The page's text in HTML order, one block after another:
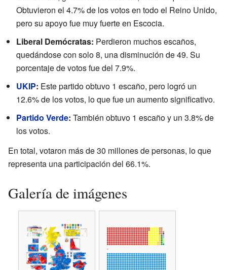
Obtuvieron el 4.7% de los votos en todo el Reino Unido,
pero su apoyo fue muy fuerte en Escocia.
Liberal Demócratas: Perdieron muchos escaños,
quedándose con solo 8, una disminución de 49. Su
porcentaje de votos fue del 7.9%.
UKIP: Este partido obtuvo 1 escaño, pero logró un
12.6% de los votos, lo que fue un aumento significativo.
Partido Verde: También obtuvo 1 escaño y un 3.8% de
los votos.
En total, votaron más de 30 millones de personas, lo que
representa una participación del 66.1%.
Galería de imágenes